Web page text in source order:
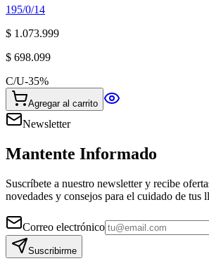
195/0/14
$ 1.073.999
$ 698.099
C/U-35%
Agregar al carrito
Newsletter
Mantente Informado
Suscríbete a nuestro newsletter y recibe
novedades y consejos para el cuidado de tus
Correo electrónico
Suscribirme